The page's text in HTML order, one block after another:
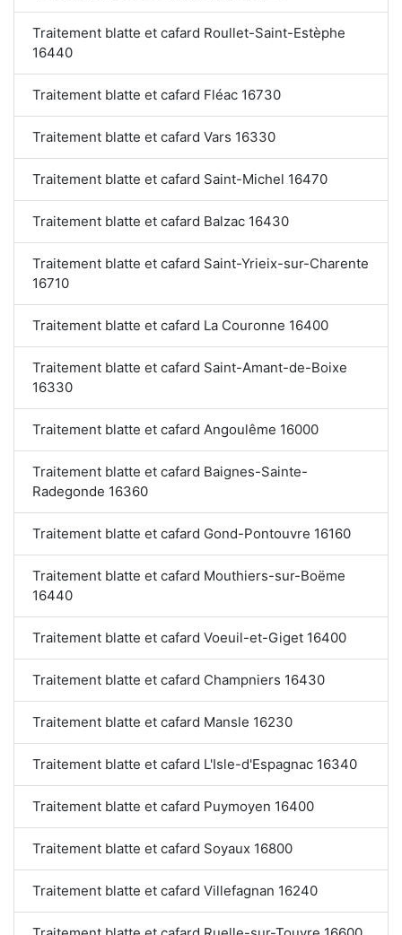
Traitement blatte et cafard Roullet-Saint-Estèphe
16440
Traitement blatte et cafard Fléac 16730
Traitement blatte et cafard Vars 16330
Traitement blatte et cafard Saint-Michel 16470
Traitement blatte et cafard Balzac 16430
Traitement blatte et cafard Saint-Yrieix-sur-Charente
16710
Traitement blatte et cafard La Couronne 16400
Traitement blatte et cafard Saint-Amant-de-Boixe
16330
Traitement blatte et cafard Angoulême 16000
Traitement blatte et cafard Baignes-Sainte-
Radegonde 16360
Traitement blatte et cafard Gond-Pontouvre 16160
Traitement blatte et cafard Mouthiers-sur-Boëme
16440
Traitement blatte et cafard Voeuil-et-Giget 16400
Traitement blatte et cafard Champniers 16430
Traitement blatte et cafard Mansle 16230
Traitement blatte et cafard L'Isle-d'Espagnac 16340
Traitement blatte et cafard Puymoyen 16400
Traitement blatte et cafard Soyaux 16800
Traitement blatte et cafard Villefagnan 16240